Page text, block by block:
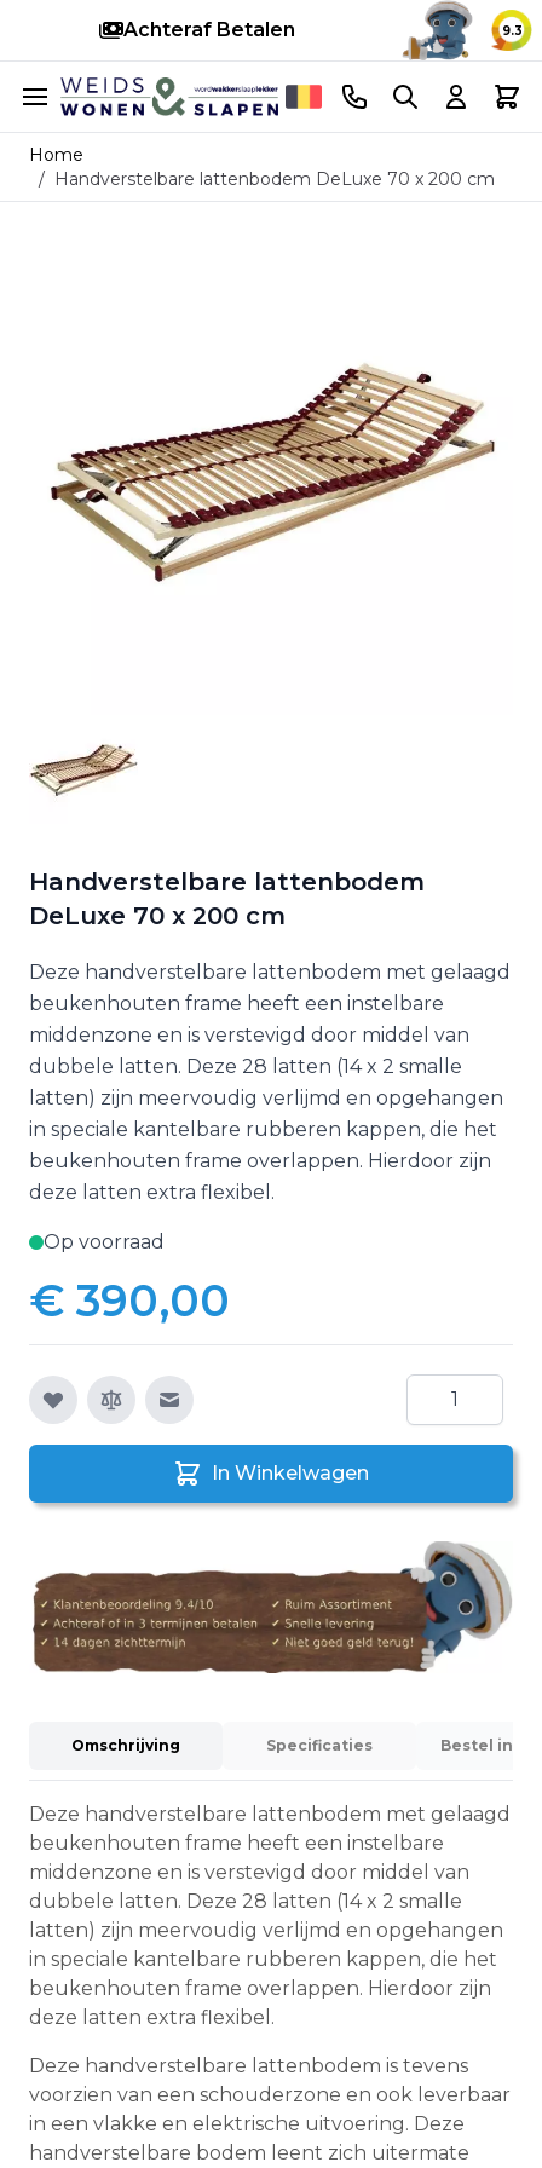
Achteraf Betalen 9.3
Ga naar de inhoud
Telefoonnummer
Search Cart
Home
/ Handverstelbare lattenbodem DeLuxe 70 x 200 cm
Handverstelbare lattenbodem
DeLuxe 70 x 200 cm
Deze handverstelbare lattenbodem met gelaagd
beukenhouten frame heeft een instelbare
middenzone en is verstevigd door middel van
dubbele latten. Deze 28 latten (14 x 2 smalle
latten) zijn meervoudig verlijmd en opgehangen
in speciale kantelbare rubberen kappen, die het
beukenhouten frame overlappen. Hierdoor zijn
deze latten extra flexibel.
Op voorraad
€ 390,00
E-mail naar een vriend
Aantal
In Winkelwagen
Omschrijving Specificaties Bestel
Deze handverstelbare lattenbodem met gelaagd
beukenhouten frame heeft een instelbare
middenzone en is verstevigd door middel van
dubbele latten. Deze 28 latten (14 x 2 smalle
latten) zijn meervoudig verlijmd en opgehangen
in speciale kantelbare rubberen kappen, die het
beukenhouten frame overlappen. Hierdoor zijn
deze latten extra flexibel.
Deze handverstelbare lattenbodem is tevens
voorzien van een schouderzone en ook leverbaar
in een vlakke en elektrische uitvoering. Deze
handverstelbare bodem leent zich uitermate